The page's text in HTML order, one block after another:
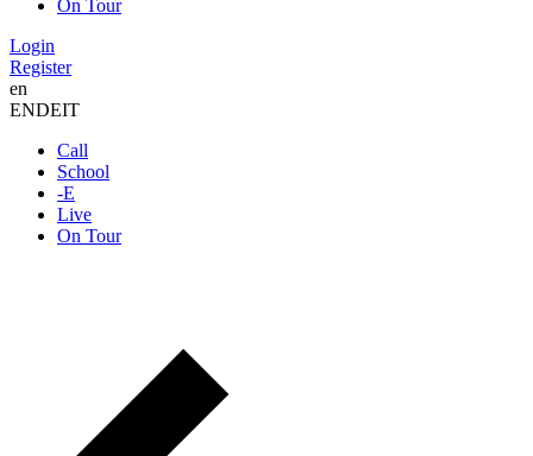
On Tour
Login
Register
en
ENDEIT
Call
School
-E
Live
On Tour